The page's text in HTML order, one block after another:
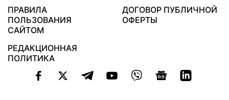
ПРАВИЛА
ПОЛЬЗОВАНИЯ
САЙТОМ
ДОГОВОР ПУБЛИЧНОЙ
ОФЕРТЫ
РЕДАКЦИОННАЯ
ПОЛИТИКА